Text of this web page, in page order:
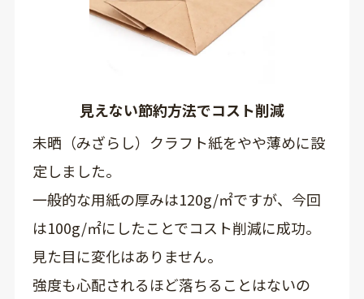
見えない節約方法でコスト削減
未晒（みざらし）クラフト紙をやや薄めに設
定しました。
一般的な用紙の厚みは120g/㎡ですが、今回
は100g/㎡にしたことでコスト削減に成功。
見た目に変化はありません。
強度も心配されるほど落ちることはないの